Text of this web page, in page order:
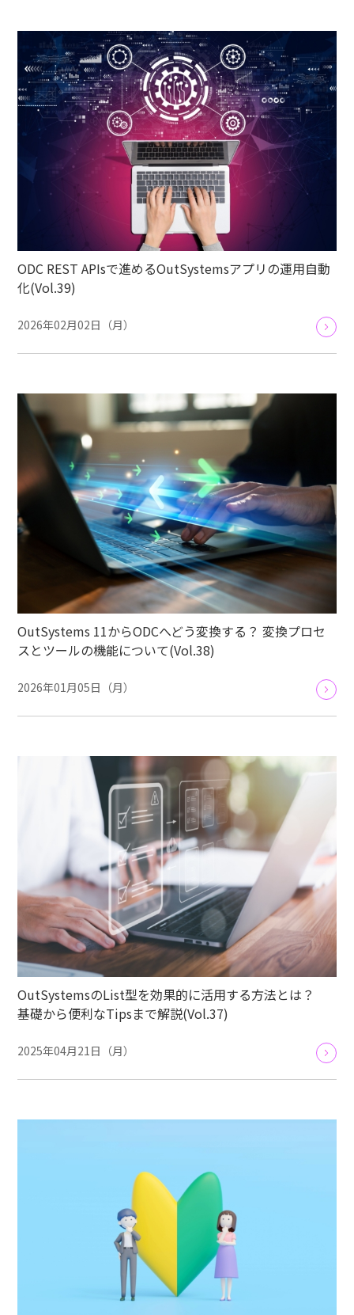
ODC REST APIsで進めるOutSystemsアプリの運用自動
化(Vol.39)
2026年02月02日（月）
OutSystems 11からODCへどう変換する？ 変換プロセ
スとツールの機能について(Vol.38)
2026年01月05日（月）
OutSystemsのList型を効果的に活用する方法とは？
基礎から便利なTipsまで解説(Vol.37)
2025年04月21日（月）